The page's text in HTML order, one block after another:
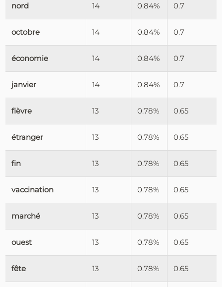
nord 14 0.84% 0.7
octobre 14 0.84% 0.7
économie 14 0.84% 0.7
janvier 14 0.84% 0.7
fièvre 13 0.78% 0.65
étranger 13 0.78% 0.65
fin 13 0.78% 0.65
vaccination 13 0.78% 0.65
marché 13 0.78% 0.65
ouest 13 0.78% 0.65
fête 13 0.78% 0.65